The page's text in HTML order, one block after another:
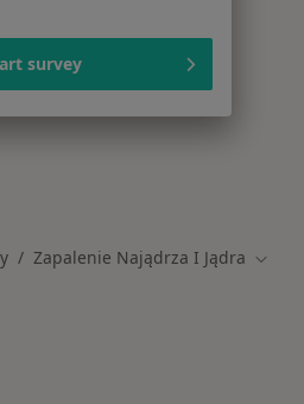
Warszawie
w Warszawie
Zapalenie Najądrza I Jądra
survey